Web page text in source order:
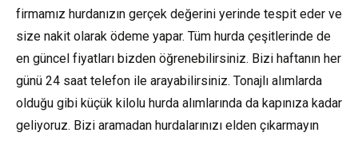
firmamız hurdanızın gerçek değerini yerinde tespit eder ve
size nakit olarak ödeme yapar. Tüm hurda çeşitlerinde de
en güncel fiyatları bizden öğrenebilirsiniz. Bizi haftanın her
günü 24 saat telefon ile arayabilirsiniz. Tonajlı alımlarda
olduğu gibi küçük kilolu hurda alımlarında da kapınıza kadar
geliyoruz. Bizi aramadan hurdalarınızı elden çıkarmayın